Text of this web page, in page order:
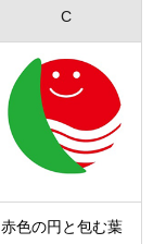
C
赤色の円と包む葉